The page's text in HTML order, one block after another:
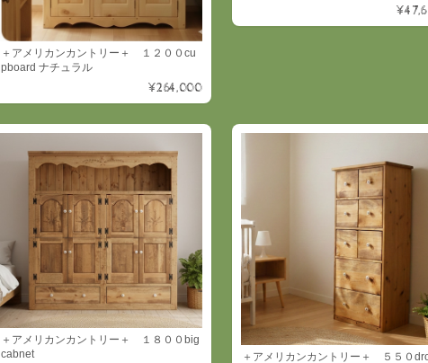
＋アメリカンカントリー＋ １２００cu
pboard ナチュラル
¥264,000
＋アメリカンカントリー＋ １８００big
cabnet
＋アメリカンカントリー＋ ５５０